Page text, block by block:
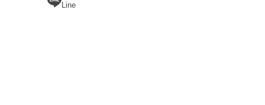
Line